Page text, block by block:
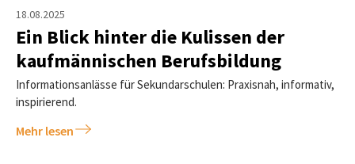
18.08.2025
Ein Blick hinter die Kulissen der
kaufmännischen Berufsbildung
Informationsanlässe für Sekundarschulen: Praxisnah, informativ,
inspirierend.
Mehr lesen